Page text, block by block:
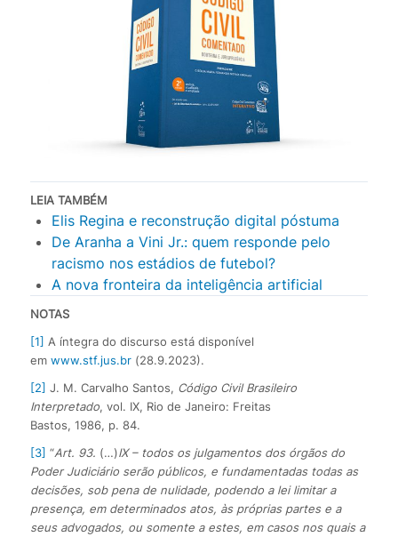
LEIA TAMBÉM
Elis Regina e reconstrução digital póstuma
De Aranha a Vini Jr.: quem responde pelo
racismo nos estádios de futebol?
A nova fronteira da inteligência artificial
NOTAS
[1] A íntegra do discurso está disponível
em www.stf.jus.br(28.9.2023).
[2] J. M. Carvalho Santos, Código Civil Brasileiro
Interpretado, vol. IX, Rio de Janeiro: Freitas
Bastos, 1986, p. 84.
[3] “Art. 93. (…)IX–todos os julgamentos dos órgãos do
Poder Judiciário serão públicos, e fundamentadas todas as
decisões, sob pena de nulidade, podendo a lei limitar a
presença, em determinados atos, às próprias partes e a
seus advogados, ou somente a estes, em casos nos quais a